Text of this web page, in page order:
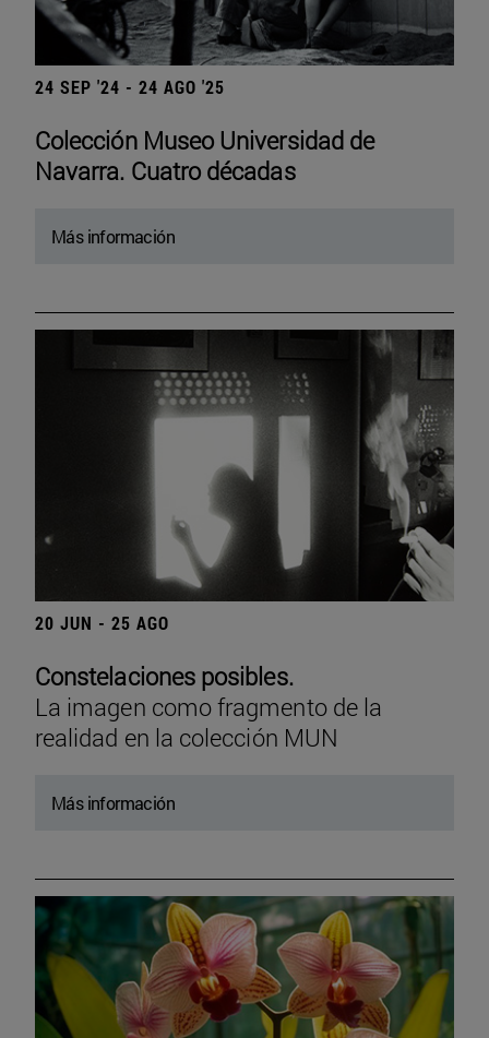
24 SEP '24 - 24 AGO '25
Colección Museo Universidad de
Navarra. Cuatro décadas
Más información
20 JUN - 25 AGO
Constelaciones posibles.
La imagen como fragmento de la
realidad en la colección MUN
Más información